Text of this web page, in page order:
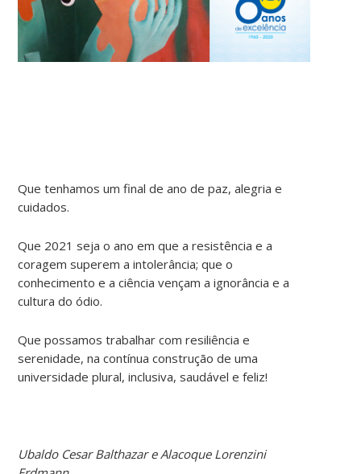
Que tenhamos um final de ano de paz, alegria e
cuidados.
Que 2021 seja o ano em que a resistência e a
coragem superem a intolerância; que o
conhecimento e a ciência vençam a ignorância e a
cultura do ódio.
Que possamos trabalhar com resiliência e
serenidade, na contínua construção de uma
universidade plural, inclusiva, saudável e feliz!
Ubaldo Cesar Balthazar e Alacoque Lorenzini